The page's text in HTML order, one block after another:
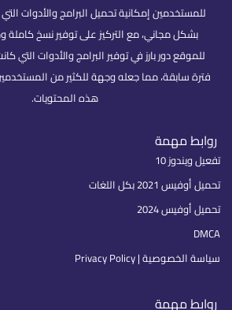
للمستخدمين إمكانية تحميل البرامج والأدوات
بشكل مجاني، مع التركيز على توفير نسخ
للموقع دور بارز في توفير البرامج والأدوات التي
فترة سابقة، مما جعله وجهة للكثير من
هذه المحتويات.
روابط مهمة
تفعيل ويندوز 10
تحميل أوفيس 2021 بكل اللغات
تحميل أوفيس 2024
DMCA
سياسة الخصوصية | Privacy Policy
روابط مهمة